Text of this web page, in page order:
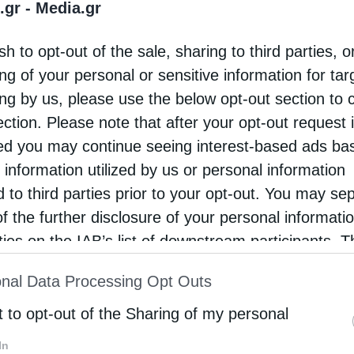
- Media.gr
to opt-out of the sale, sharing to third parties,
of your personal or sensitive information for
by us, please use the below opt-out section to
Please note that after your opt-out request
you may continue seeing interest-based ads
information utilized by us or personal information
to third parties prior to your opt-out. You may
the further disclosure of your personal
on the IAB’s list of downstream participants.
of Downstream Participantsthat may further
parties.
Data Processing Opt Outs
to opt-out of the Sharing of my personal
Σχέσεων του Πατριαρχείου
Μητροπολίτης Βολοκολάμσκ κ. Ιλαρίων. Μετά
τριών αθώων από φανατικό μουσουλμάνο